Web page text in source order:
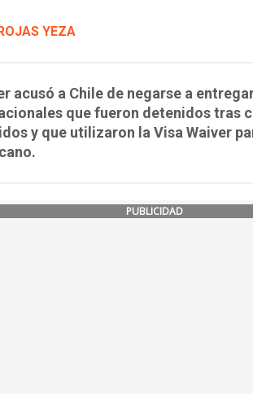
YEZA
acusó a Chile de negarse a
que fueron detenidos tras
y que utilizaron la Visa Waiver
PUBLICIDAD